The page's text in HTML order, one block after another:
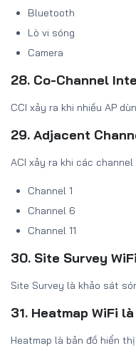
Bluetooth
Lò vi sóng
Camera
28. Co-Channel
CCI xảy ra khi nhiều AP
29. Adjacent
ACI xảy ra khi các
Channel 1
Channel 6
Channel 11
30. Site Survey
Site Survey là khảo sát
31. Heatmap WiFi
Heatmap là bản đồ hiển